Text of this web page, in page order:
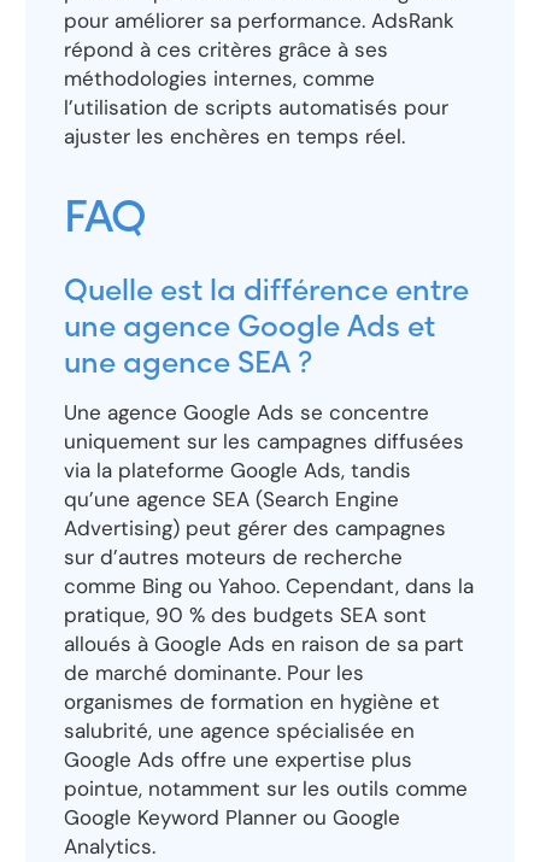
pour améliorer sa performance. AdsRank
répond à ces critères grâce à ses
méthodologies internes, comme
l’utilisation de scripts automatisés pour
ajuster les enchères en temps réel.
FAQ
Quelle est la différence entre
une agence Google Ads et
une agence SEA ?
Une agence Google Ads se concentre
uniquement sur les campagnes diffusées
via la plateforme Google Ads, tandis
qu’une agence SEA (Search Engine
Advertising) peut gérer des campagnes
sur d’autres moteurs de recherche
comme Bing ou Yahoo. Cependant, dans la
pratique, 90 % des budgets SEA sont
alloués à Google Ads en raison de sa part
de marché dominante. Pour les
organismes de formation en hygiène et
salubrité, une agence spécialisée en
Google Ads offre une expertise plus
pointue, notamment sur les outils comme
Google Keyword Planner ou Google
Analytics.